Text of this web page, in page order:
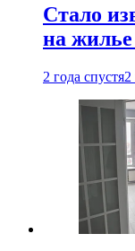
Стало
на
2 года спустя2